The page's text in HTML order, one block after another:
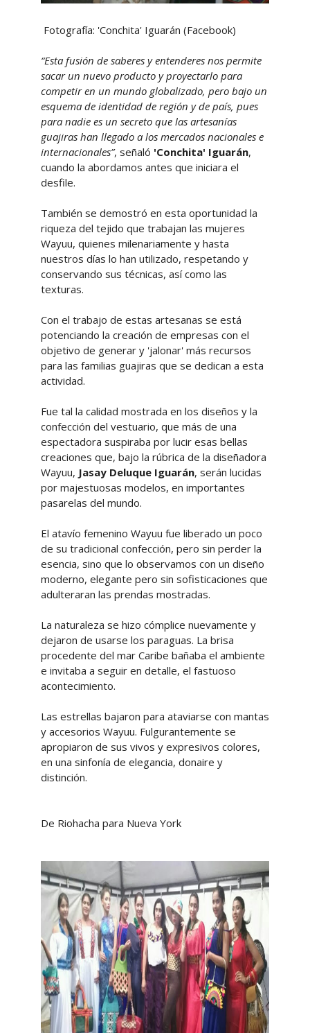
Fotografía: 'Conchita' Iguarán (Facebook)
“Esta fusión de saberes y entenderes nos permite
sacar un nuevo producto y proyectarlo para
competir en un mundo globalizado, pero bajo un
esquema de identidad de región y de país, pues
para nadie es un secreto que las artesanías
guajiras han llegado a los mercados nacionales e
internacionales”, señaló 'Conchita' Iguarán,
cuando la abordamos antes que iniciara el
desfile.
También se demostró en esta oportunidad la
riqueza del tejido que trabajan las mujeres
Wayuu, quienes milenariamente y hasta
nuestros días lo han utilizado, respetando y
conservando sus técnicas, así como las
texturas.
Con el trabajo de estas artesanas se está
potenciando la creación de empresas con el
objetivo de generar y 'jalonar' más recursos
para las familias guajiras que se dedican a esta
actividad.
Fue tal la calidad mostrada en los diseños y la
confección del vestuario, que más de una
espectadora suspiraba por lucir esas bellas
creaciones que, bajo la rúbrica de la diseñadora
Wayuu, Jasay Deluque Iguarán, serán lucidas
por majestuosas modelos, en importantes
pasarelas del mundo.
El atavío femenino Wayuu fue liberado un poco
de su tradicional confección, pero sin perder la
esencia, sino que lo observamos con un diseño
moderno, elegante pero sin sofisticaciones que
adulteraran las prendas mostradas.
La naturaleza se hizo cómplice nuevamente y
dejaron de usarse los paraguas. La brisa
procedente del mar Caribe bañaba el ambiente
e invitaba a seguir en detalle, el fastuoso
acontecimiento.
Las estrellas bajaron para ataviarse con mantas
y accesorios Wayuu. Fulgurantemente se
apropiaron de sus vivos y expresivos colores,
en una sinfonía de elegancia, donaire y
distinción.
De Riohacha para Nueva York